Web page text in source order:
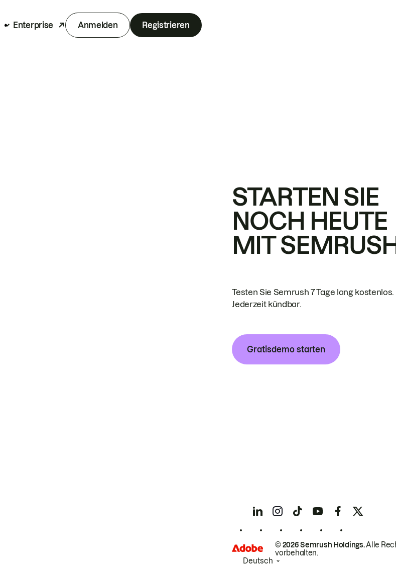
Enterprise Anmelden Registrieren
STARTEN SIE
NOCH HEUTE
MIT
Testen Sie Semrush 7 Tage lang kostenlos.
Jederzeit kündbar.
Gratisdemo starten
© 2026 Semrush Holdings.Alle
vorbehalten.
Deutsch